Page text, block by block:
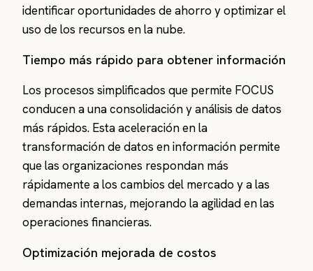
identificar oportunidades de ahorro y optimizar el
uso de los recursos en la nube.
Tiempo más rápido para obtener información
Los procesos simplificados que permite FOCUS
conducen a una consolidación y análisis de datos
más rápidos. Esta aceleración en la
transformación de datos en información permite
que las organizaciones respondan más
rápidamente a los cambios del mercado y a las
demandas internas, mejorando la agilidad en las
operaciones financieras.
Optimización mejorada de costos